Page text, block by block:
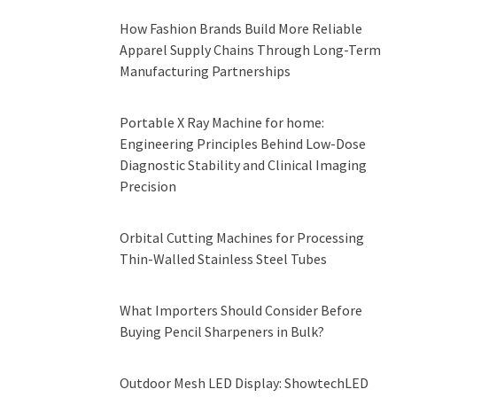
How Fashion Brands Build More Reliable
Apparel Supply Chains Through Long-Term
Manufacturing Partnerships
Portable X Ray Machine for home:
Engineering Principles Behind Low-Dose
Diagnostic Stability and Clinical Imaging
Precision
Orbital Cutting Machines for Processing
Thin-Walled Stainless Steel Tubes
What Importers Should Consider Before
Buying Pencil Sharpeners in Bulk?
Outdoor Mesh LED Display: ShowtechLED